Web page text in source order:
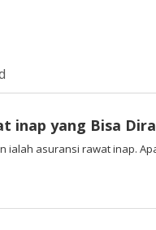
inap yang Bisa
asuransi rawat inap.